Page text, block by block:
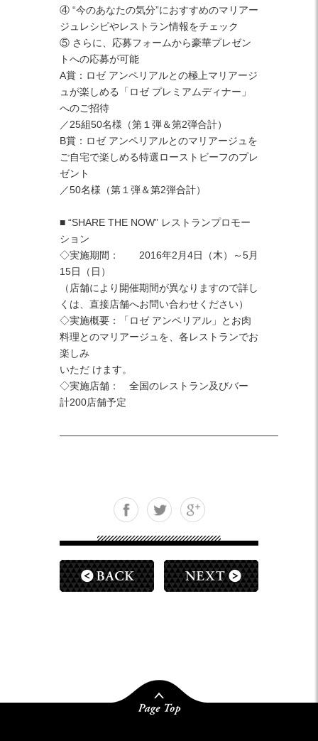
④ “今のあなたの気分”におすすめのマリアー
ジュレシピやレストラン情報をチェック
⑤ さらに、応募フォームから豪華プレゼン
トへの応募が可能
A賞：ロゼ アンペリアルとの極上マリアージ
ュが楽しめる「ロゼ プレミアムディナー」
へのご招待
／25組50名様（第１弾＆第2弾合計）
B賞：ロゼ アンペリアルとのマリアージュを
ご自宅で楽しめる特選ローストビーフのプレ
ゼント
／50名様（第１弾＆第2弾合計）
■ “SHARE THE NOW” レストランプロモー
ション
◇実施期間： 2016年2月4日（木）～5月
15日（日）
（店舗により開催期間が異なりますので詳し
くは、直接店舗へお問い合わせください）
◇実施概要：「ロゼ アンペリアル」とお肉
料理とのマリアージュを、各レストランでお
楽しみ
いただ けます。
◇実施店舗： 全国のレストラン及びバー
計200店舗予定
——————————————————————